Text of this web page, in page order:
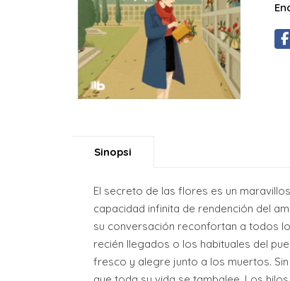
Sinopsi
El secreto de las flores es un
capacidad infinita de rendención del
su conversación reconfortan a todos
recién llegados o los habituales del
fresco y alegre junto a los muertos.